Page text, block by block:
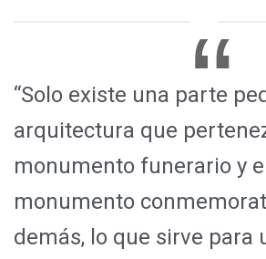
“Solo existe una parte
arquitectura que
monumento funerario y el
monumento
demás, lo que sirve para